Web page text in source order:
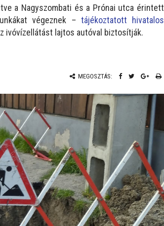
a Nagyszombati és a Prónai utca érintett
végeznek – tájékoztatott hivatalos
ivóvízellátást lajtos autóval biztosítják.
MEGOSZTÁS: